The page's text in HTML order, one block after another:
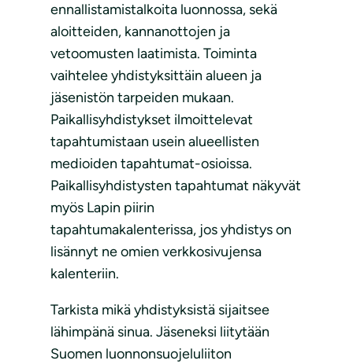
ennallistamistalkoita luonnossa, sekä
aloitteiden, kannanottojen ja
vetoomusten laatimista. Toiminta
vaihtelee yhdistyksittäin alueen ja
jäsenistön tarpeiden mukaan.
Paikallisyhdistykset ilmoittelevat
tapahtumistaan usein alueellisten
medioiden tapahtumat-osioissa.
Paikallisyhdistysten tapahtumat näkyvät
myös Lapin piirin
tapahtumakalenterissa, jos yhdistys on
lisännyt ne omien verkkosivujensa
kalenteriin.
Tarkista mikä yhdistyksistä sijaitsee
lähimpänä sinua. Jäseneksi liitytään
Suomen luonnonsuojeluliiton